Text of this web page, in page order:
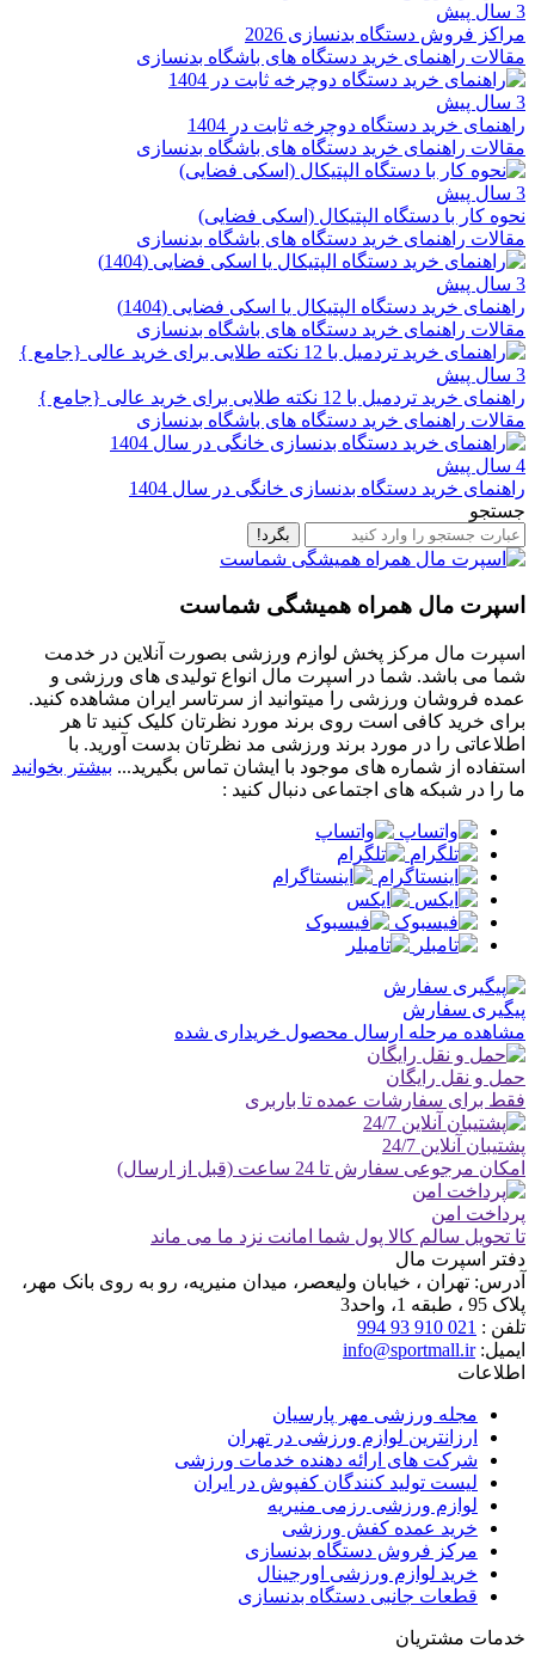
3 سال پیش
مراکز فروش دستگاه بدنسازی 2026
مقالات راهنمای خرید دستگاه های باشگاه بدنسازی
3 سال پیش
راهنمای خرید دستگاه دوچرخه ثابت در 1404
مقالات راهنمای خرید دستگاه های باشگاه بدنسازی
3 سال پیش
نحوه کار با دستگاه الپتیکال (اسکی فضایی)
مقالات راهنمای خرید دستگاه های باشگاه بدنسازی
3 سال پیش
راهنمای خرید دستگاه الپتیکال یا اسکی فضایی (1404)
مقالات راهنمای خرید دستگاه های باشگاه بدنسازی
3 سال پیش
راهنمای خرید تردمیل با 12 نکته طلایی برای خرید عالی {جامع }
مقالات راهنمای خرید دستگاه های باشگاه بدنسازی
4 سال پیش
راهنمای خرید دستگاه بدنسازی خانگی در سال 1404
جستجو
بگرد!
اسپرت مال همراه همیشگی شماست
اسپرت مال مرکز پخش لوازم ورزشی بصورت آنلاین در خدمت
شما می باشد. شما در اسپرت مال انواع تولیدی های ورزشی و
عمده فروشان ورزشی را میتوانید از سرتاسر ایران مشاهده کنید.
برای خرید کافی است روی برند مورد نظرتان کلیک کنید تا هر
اطلاعاتی را در مورد برند ورزشی مد نظرتان بدست آورید. با
استفاده از شماره های موجود با ایشان تماس بگیرید... بیشتر بخوانید
ما را در شبکه های اجتماعی دنبال کنید :
پیگیری سفارش
مشاهده مرحله ارسال محصول خریداری شده
حمل و نقل رایگان
فقط برای سفارشات عمده تا باربری
پشتیبان آنلاین 24/7
امکان مرجوعی سفارش تا 24 ساعت (قبل از ارسال)
پرداخت امن
تا تحویل سالم کالا پول شما امانت نزد ما می ماند
دفتر اسپرت مال
آدرس: تهران ، خیابان ولیعصر، میدان منیریه، رو به روی بانک مهر،
پلاک 95 ، طبقه 1، واحد3
تلفن : 021 910 93 994
ایمیل:info@sportmall.ir
اطلاعات
مجله ورزشی مهر پارسیان
ارزانترین لوازم ورزشی در تهران
شرکت های ارائه دهنده خدمات ورزشی
لیست تولید کنندگان کفپوش در ایران
لوازم ورزشی رزمی منیریه
خرید عمده کفش ورزشی
مرکز فروش دستگاه بدنسازی
خرید لوازم ورزشی اورجینال
قطعات جانبی دستگاه بدنسازی
خدمات مشتریان